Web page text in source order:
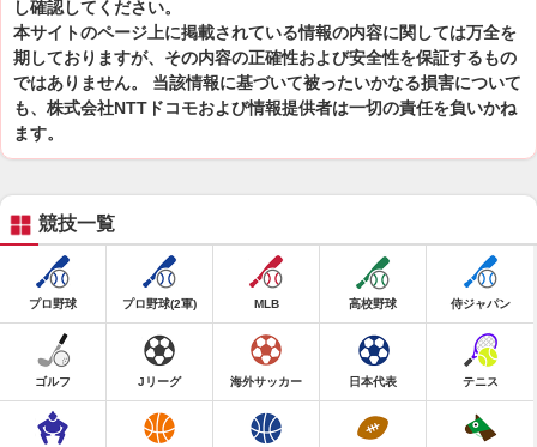
し確認してください。
本サイトのページ上に掲載されている情報の内容に関しては万全を
期しておりますが、その内容の正確性および安全性を保証するもの
ではありません。 当該情報に基づいて被ったいかなる損害について
も、株式会社NTTドコモおよび情報提供者は一切の責任を負いかね
ます。
競技一覧
プロ野球 プロ野球(2軍) MLB 高校野球 侍ジャパン
ゴルフ Jリーグ 海外サッカー 日本代表 テニス